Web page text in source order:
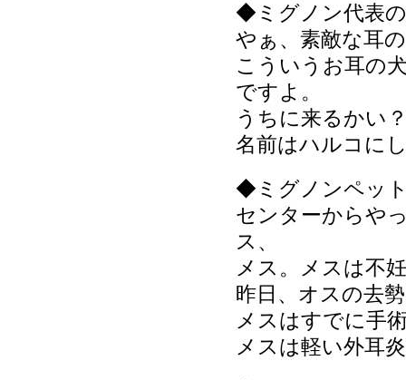
◆ミグノン代表
やぁ、素敵な耳
こういうお耳の
ですよ。
うちに来るかい
名前はハルコに
◆ミグノンペッ
センターからや
ス、
メス。メスは不
昨日、オスの去
メスはすでに手
メスは軽い外耳